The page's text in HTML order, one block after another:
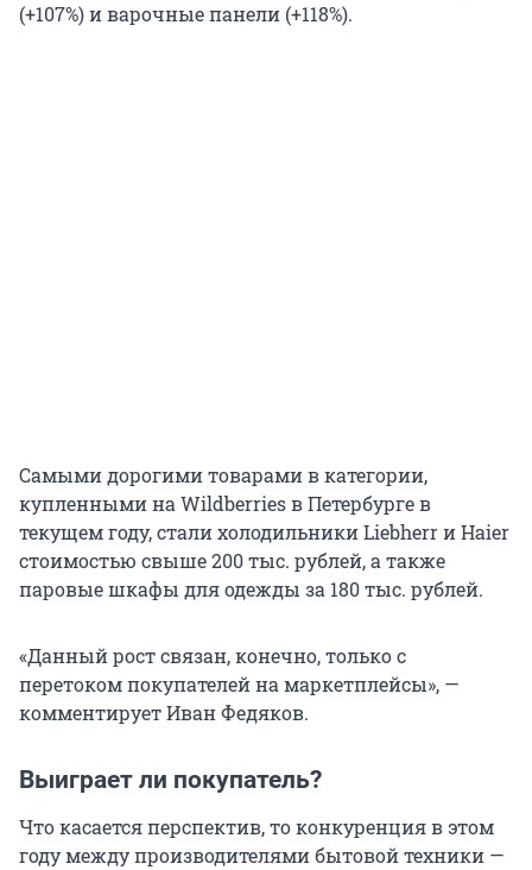
(+107%) и варочные панели (+118%).
Самыми дорогими товарами в категории,
купленными на Wildberries в Петербурге в
текущем году, стали холодильники Liebherr и Haier
стоимостью свыше 200 тыс. рублей, а также
паровые шкафы для одежды за 180 тыс. рублей.
«Данный рост связан, конечно, только с
перетоком покупателей на маркетплейсы», —
комментирует Иван Федяков.
Выиграет ли покупатель?
Что касается перспектив, то конкуренция в этом
году между производителями бытовой техники —